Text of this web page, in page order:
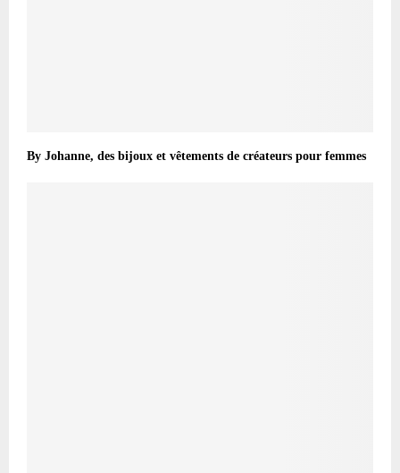
By Johanne, des bijoux et vêtements de créateurs pour femmes